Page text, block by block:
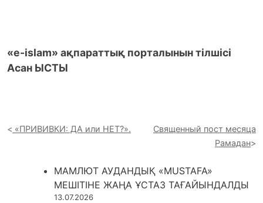
«e-islam» ақпараттық порталынын тілшісі
Асан ЫСТЫ
«ПРИВИВКИ: ДА или НЕТ?».
Священный пост месяца
Рамадан
МАМЛЮТ АУДАНДЫҚ «MUSTAFA»
МЕШІТІНЕ ЖАҢА ҰСТАЗ ТАҒАЙЫНДАЛДЫ
13.07.2026